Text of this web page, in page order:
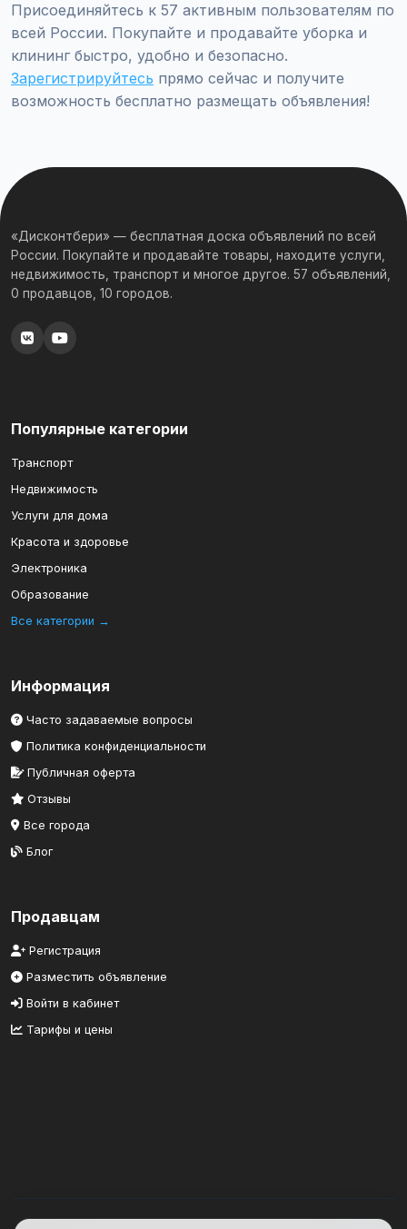
Присоединяйтесь к 57 активным пользователям по
всей России. Покупайте и продавайте уборка и
клининг быстро, удобно и безопасно.
Зарегистрируйтесь прямо сейчас и получите
возможность бесплатно размещать объявления!
«Дисконтбери» — бесплатная доска объявлений по всей
России. Покупайте и продавайте товары, находите услуги,
недвижимость, транспорт и многое другое. 57 объявлений,
0 продавцов, 10 городов.
Популярные категории
Транспорт
Недвижимость
Услуги для дома
Красота и здоровье
Электроника
Образование
Все категории →
Информация
Часто задаваемые вопросы
Политика конфиденциальности
Публичная оферта
Отзывы
Все города
Блог
Продавцам
Регистрация
Разместить объявление
Войти в кабинет
Тарифы и цены